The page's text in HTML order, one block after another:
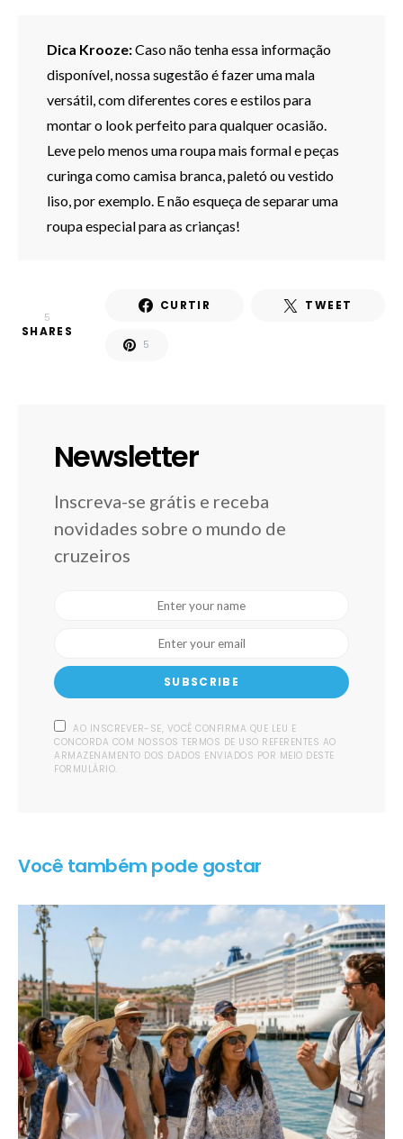
Dica Krooze:Caso não tenha essa informação
disponível, nossa sugestão é fazer uma mala
versátil, com diferentes cores e estilos para
montar o look perfeito para qualquer ocasião.
Leve pelo menos uma roupa mais formal e peças
curinga como camisa branca, paletó ou vestido
liso, por exemplo. E não esqueça de separar uma
roupa especial para as crianças!
5
SHARES
CURTIR TWEET
5
Newsletter
Inscreva-se grátis e receba
novidades sobre o mundo de
cruzeiros
SUBSCRIBE
AO INSCREVER-SE, VOCÊ CONFIRMA QUE LEU E
CONCORDA COM NOSSOS TERMOS DE USO REFERENTES AO
ARMAZENAMENTO DOS DADOS ENVIADOS POR MEIO DESTE
FORMULÁRIO.
Você também pode gostar